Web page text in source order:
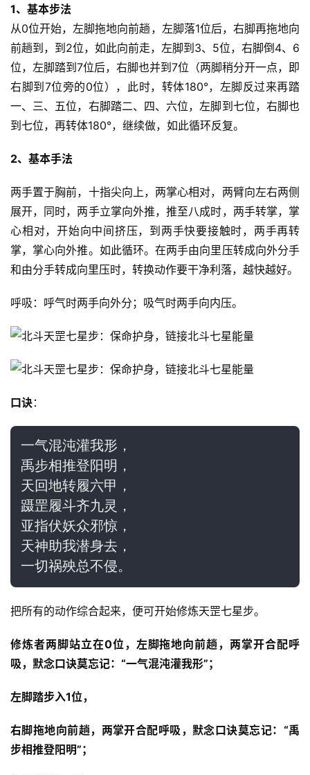
1、基本步法
从0位开始，左脚拖地向前趟，左脚落1位后，右脚再拖地向
前趟到，到2位，如此向前走，左脚到3、5位，右脚倒4、6
位，左脚踏到7位后，右脚也并到7位（两脚稍分开一点，即
右脚到7位旁的0位），此时，转体180°，左脚反过来再踏
一、三、五位，右脚踏二、四、六位，左脚到七位，右脚也
到七位，再转体180°，继续做，如此循环反复。
2、基本手法
两手置于胸前，十指尖向上，两掌心相对，两臂向左右两侧
展开，同时，两手立掌向外推，推至八成时，两手转掌，掌
心相对，开始向中间挤压，到两手快要接触时，两手再转
掌，掌心向外推。如此循环。在两手由向里压转成向外分手
和由分手转成向里压时，转换动作要干净利落，越快越好。
呼吸：呼气时两手向外分；吸气时两手向内压。
口诀：
一气混沌灌我形，
禹步相推登阳明，
天回地转履六甲，
蹑罡履斗齐九灵，
亚指伏妖众邪惊，
天神助我潜身去，
一切祸殃总不侵。
把所有的动作综合起来，便可开始修炼天罡七星步。
修炼者两脚站立在0位，左脚拖地向前趟，两掌开合配呼
吸，默念口诀莫忘记：“一气混沌灌我形”；
左脚踏步入1位，
右脚拖地向前趟，两掌开合配呼吸，默念口诀莫忘记：“禹
步相推登阳明”；